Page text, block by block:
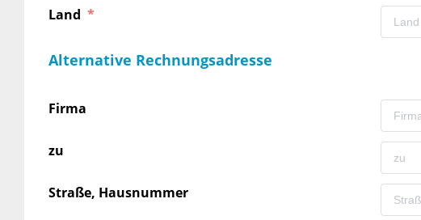
Land
Alternative Rechnungsadresse
Firma
zu
Straße, Hausnummer